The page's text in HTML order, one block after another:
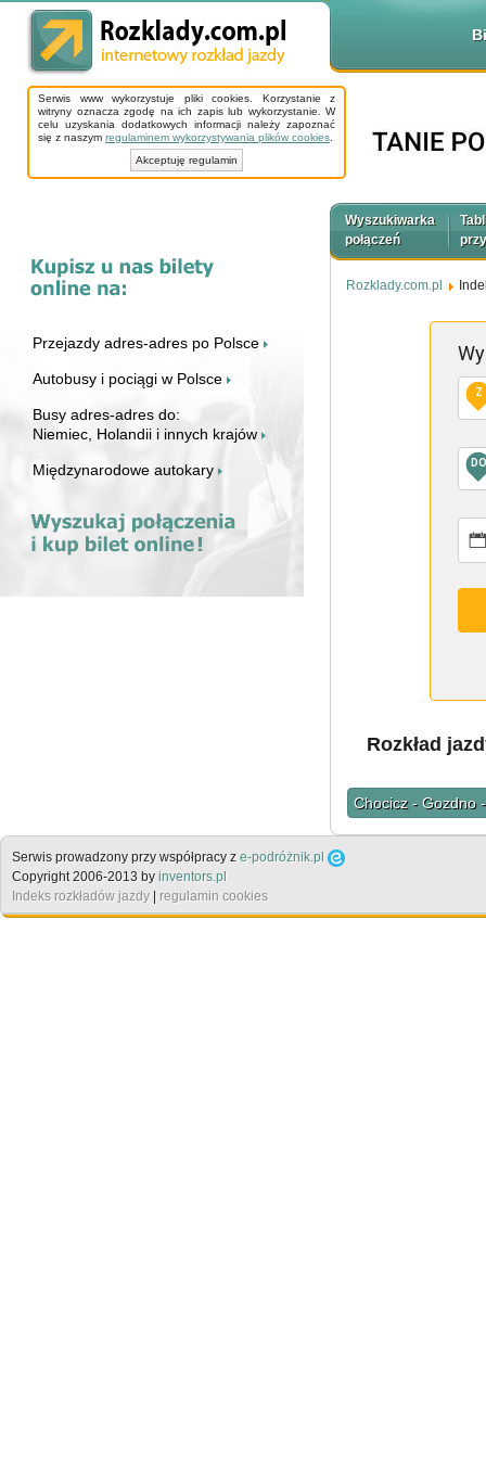
Serwis www wykorzystuje pliki cookies. Korzystanie z
witryny oznacza zgodę na ich zapis lub wykorzystanie. W
celu uzyskania dodatkowych informacji należy zapoznać
się z naszym regulaminem wykorzystywania plików cookies
Akceptuję regulamin
Przejazdy adres-adres po Polsce
Autobusy i pociągi w Polsce
Busy adres-adres do:
Niemiec, Holandii i innych krajów
Międzynarodowe autokary
Wyszukiwarka
połączeń
Rozklady.com.pl
Z
DO
Rozkład
Chocicz - Gozdno
Serwis prowadzony przy współpracy z e-podróżnik.pl
Copyright 2006-2013 by inventors.pl
Indeks rozkładów jazdy | regulamin cookies